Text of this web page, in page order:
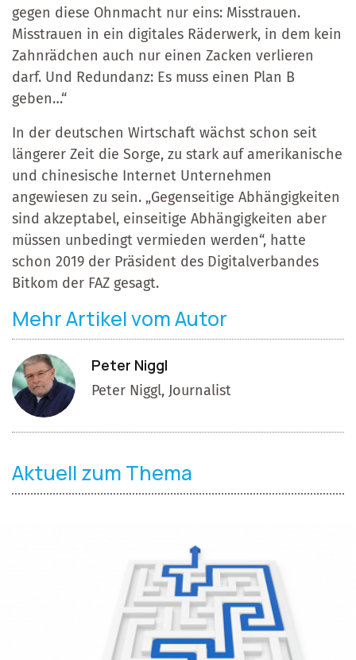
gegen diese Ohnmacht nur eins: Misstrauen.
Misstrauen in ein digitales Räderwerk, in dem kein
Zahnrädchen auch nur einen Zacken verlieren
darf. Und Redundanz: Es muss einen Plan B
geben…“
In der deutschen Wirtschaft wächst schon seit
längerer Zeit die Sorge, zu stark auf amerikanische
und chinesische Internet Unternehmen
angewiesen zu sein. „Gegenseitige Abhängigkeiten
sind akzeptabel, einseitige Abhängigkeiten aber
müssen unbedingt vermieden werden“, hatte
schon 2019 der Präsident des Digitalverbandes
Bitkom der FAZ gesagt.
Mehr Artikel vom Autor
Peter Niggl
Peter Niggl, Journalist
Aktuell zum Thema